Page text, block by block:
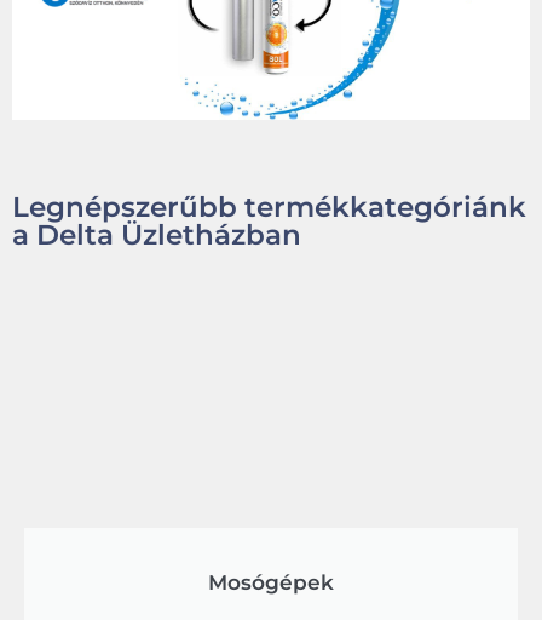
Legnépszerűbb termékkategóriánk
a Delta Üzletházban
Mosógépek